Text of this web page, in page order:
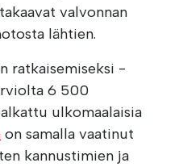
valvonnan
lähtien.
ratkaisemiseksi -
6 500
ulkomaalaisia
on samalla vaatinut
kannustimien ja